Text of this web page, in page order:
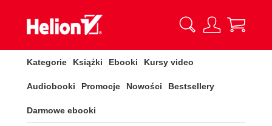
Kategorie Książki Ebooki Kursy video
Audiobooki Promocje Nowości Bestsellery
Darmowe ebooki